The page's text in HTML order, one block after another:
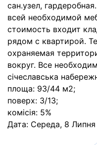
сан.узел,
всей необходимой
стоимость входит
рядом с квартирой.
охраняемая
вокруг. Все
січеславська
площа: 93/44 м2;
поверх: 3/13;
комісія: 5%
Дата: Середа, 8